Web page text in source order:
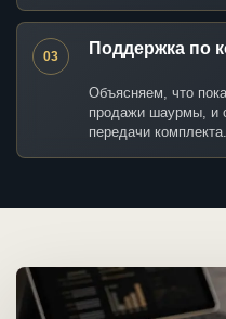
03 Поддержка по
Объясняем, что
продажи шаурмы, и
передачи комплекта.